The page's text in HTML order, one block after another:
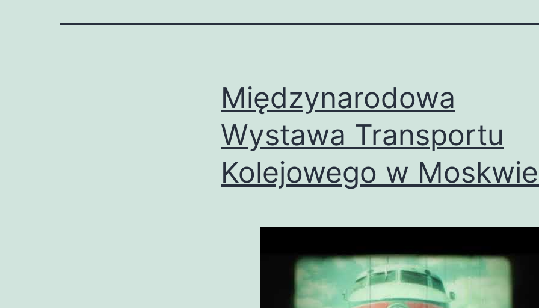
Międzynarodowa
Wystawa Transportu
Kolejowego w